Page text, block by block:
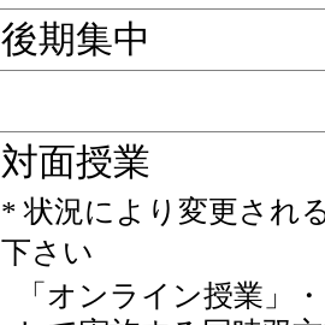
後期集中
対面授業
* 状況により変更され
下さい
「オンライン授業」